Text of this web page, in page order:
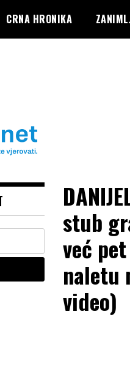
CRNA HRONIKA
stub
već
naletu
video)